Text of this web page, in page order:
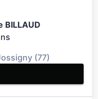
BILLAUD
(77)